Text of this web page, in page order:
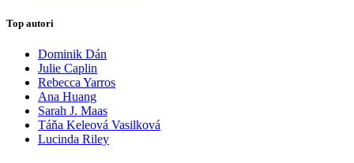
Top autori
Dominik Dán
Julie Caplin
Rebecca Yarros
Ana Huang
Sarah J. Maas
Táňa Keleová Vasilková
Lucinda Riley